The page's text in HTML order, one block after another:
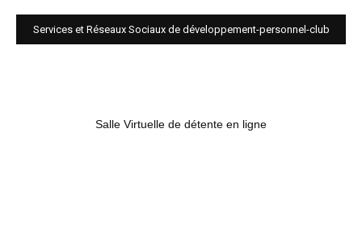
Services et Réseaux Sociaux de développement-personnel-club
Salle Virtuelle de détente en ligne